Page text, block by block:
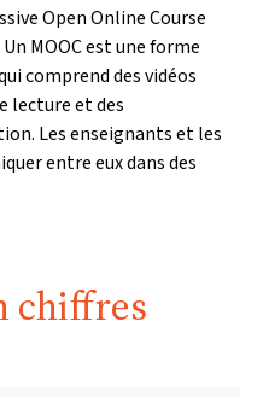
Open Online Course
MOOC est une forme
comprend des vidéos
lecture et des
Les enseignants et les
entre eux dans des
chiffres